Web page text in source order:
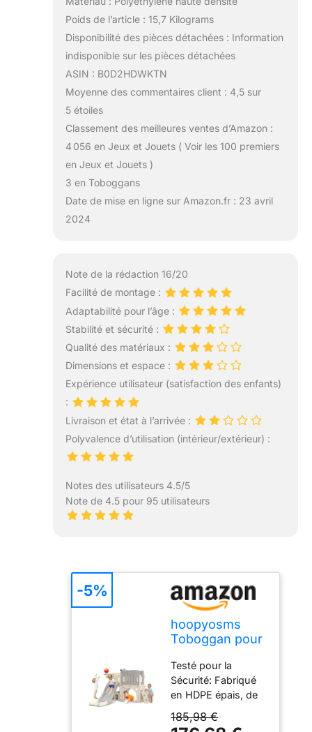
Poids de l’article : 15,7 Kilograms
Disponibilité des pièces détachées : Information
indisponible sur les pièces détachées
ASIN : B0D2HDWKTN
Moyenne des commentaires client : 4,5 sur
5 étoiles
Classement des meilleures ventes d’Amazon :
4 056 en Jeux et Jouets ( Voir les 100 premiers
en Jeux et Jouets )
3 en Toboggans
Date de mise en ligne sur Amazon.fr : 23 avril
2024
Note de la rédaction 16/20
Facilité de montage :
Adaptabilité pour l’âge :
Stabilité et sécurité :
Qualité des matériaux :
Dimensions et espace :
Expérience utilisateur (satisfaction des enfants)
:
Livraison et état à l’arrivée :
Polyvalence d’utilisation (intérieur/extérieur) :
Notes des utilisateurs 4.5/5
Note de 4.5 pour 95 utilisateurs
hoopyosms
Toboggan pour
avec Échelle
d'escalade,
Panier de
Basket et
Tunnel,
Testé pour la
Sécurité: Fabriqué
en HDPE épais, de
imperméable, cet
185,98 €
-5%